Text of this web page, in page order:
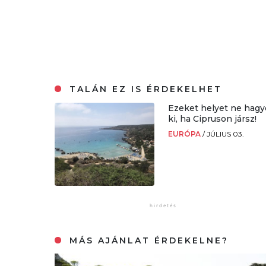
TALÁN EZ IS ÉRDEKELHET
Ezeket helyet ne
ki, ha Cipruson jársz!
EURÓPA/JÚLIUS 03.
MÁS AJÁNLAT ÉRDEKELNE?